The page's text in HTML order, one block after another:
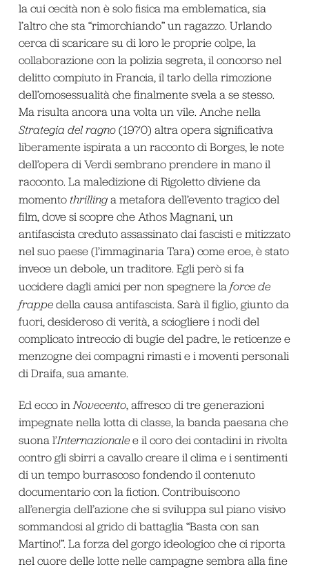
la cui cecità non è solo fisica ma emblematica, sia
l’altro che sta “rimorchiando” un ragazzo. Urlando
cerca di scaricare su di loro le proprie colpe, la
collaborazione con la polizia segreta, il concorso nel
delitto compiuto in Francia, il tarlo della rimozione
dell’omosessualità che finalmente svela a se stesso.
Ma risulta ancora una volta un vile. Anche nella
Strategia del ragno(1970) altra opera significativa
liberamente ispirata a un racconto di Borges, le note
dell’opera di Verdi sembrano prendere in mano il
racconto. La maledizione di Rigoletto diviene da
momento thrillinga metafora dell’evento tragico del
film, dove si scopre che Athos Magnani, un
antifascista creduto assassinato dai fascisti e mitizzato
nel suo paese (l’immaginaria Tara) come eroe, è stato
invece un debole, un traditore. Egli però si fa
uccidere dagli amici per non spegnere la force de
frappedella causa antifascista. Sarà il figlio, giunto da
fuori, desideroso di verità, a sciogliere i nodi del
complicato intreccio di bugie del padre, le reticenze e
menzogne dei compagni rimasti e i moventi personali
di Draifa, sua amante.
Ed ecco inNovecento, affresco di tre generazioni
impegnate nella lotta di classe, la banda paesana che
suona l’Internazionalee il coro dei contadini in rivolta
contro gli sbirri a cavallo creare il clima e i sentimenti
di un tempo burrascoso fondendo il contenuto
documentario con la fiction. Contribuiscono
all’energia dell’azione che si sviluppa sul piano visivo
sommandosi al grido di battaglia “Basta con san
Martino!”. La forza del gorgo ideologico che ci riporta
nel cuore delle lotte nelle campagne sembra alla fine